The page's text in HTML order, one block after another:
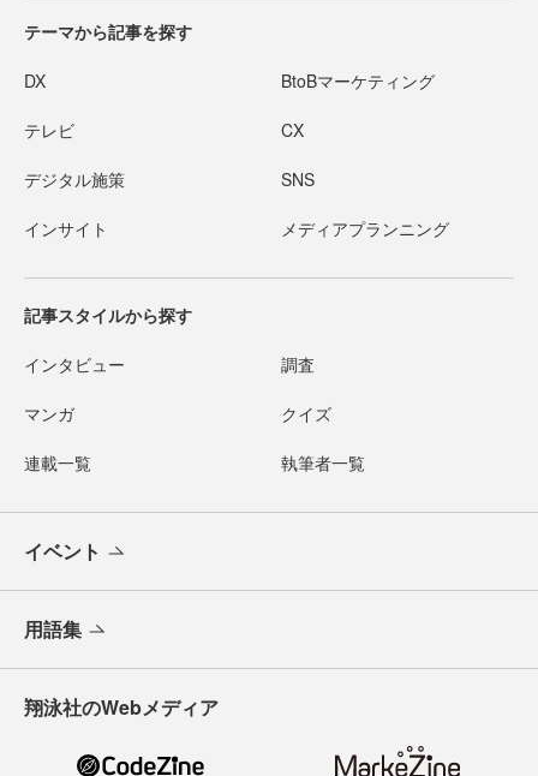
テーマから記事を探す
DX BtoBマーケティング
テレビ CX
デジタル施策 SNS
インサイト メディアプランニング
記事スタイルから探す
インタビュー 調査
マンガ クイズ
連載一覧 執筆者一覧
イベント
用語集
翔泳社のWebメディア